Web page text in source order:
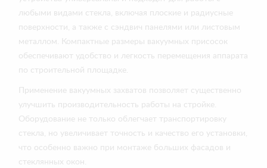
любыми видами стекла, включая плоские и радиусные
поверхности, а также с сэндвич панелями или листовым
металлом. Компактные размеры вакуумных присосок
обеспечивают удобство и легкость перемещения аппарата
по строительной площадке.
Применение вакуумных захватов позволяет существенно
улучшить производительность работы на стройке.
Оборудование не только облегчает транспортировку
стекла, но увеличивает точность и качество его установки,
что особенно важно при монтаже больших фасадов и
стеклянных окон.